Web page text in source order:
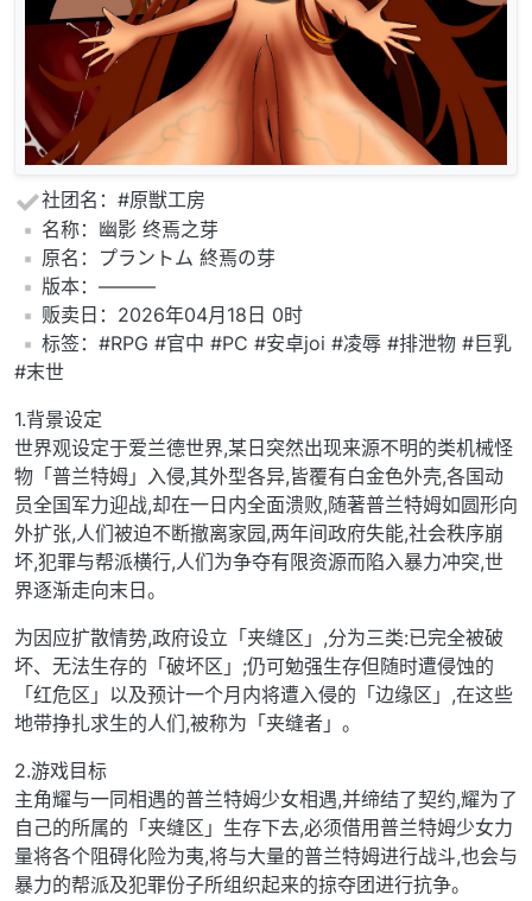
社团名：#原獣工房
️名称：幽影 终焉之芽
️原名：プラントム 終焉の芽
️版本：———
️贩卖日：2026年04月18日 0时
️标签：#RPG #官中 #PC #安卓joi #凌辱 #排泄物 #巨乳
#末世
1.背景设定
世界观设定于爱兰德世界,某日突然出现来源不明的类机械怪
物「普兰特姆」入侵,其外型各异,皆覆有白金色外壳,各国动
员全国军力迎战,却在一日内全面溃败,随著普兰特姆如圆形向
外扩张,人们被迫不断撤离家园,两年间政府失能,社会秩序崩
坏,犯罪与帮派横行,人们为争夺有限资源而陷入暴力冲突,世
界逐渐走向末日。
为因应扩散情势,政府设立「夹缝区」,分为三类:已完全被破
坏、无法生存的「破坏区」;仍可勉强生存但随时遭侵蚀的
「红危区」以及预计一个月内将遭入侵的「边缘区」,在这些
地带挣扎求生的人们,被称为「夹缝者」。
2.游戏目标
主角耀与一同相遇的普兰特姆少女相遇,并缔结了契约,耀为了
自己的所属的「夹缝区」生存下去,必须借用普兰特姆少女力
量将各个阻碍化险为夷,将与大量的普兰特姆进行战斗,也会与
暴力的帮派及犯罪份子所组织起来的掠夺团进行抗争。